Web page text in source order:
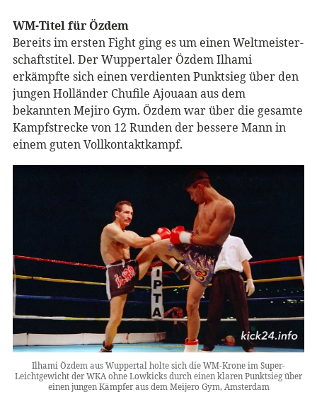
WM-Titel für Özdem
Bereits im ersten Fight ging es um einen Weltmeister-
schaftstitel. Der Wuppertaler Özdem Ilhami
erkämpfte sich einen verdienten Punktsieg über den
jungen Holländer Chufile Ajouaan aus dem
bekannten Mejiro Gym. Özdem war über die gesamte
Kampfstrecke von 12 Runden der bessere Mann in
einem guten Vollkontaktkampf.
Ilhami Özdem aus Wuppertal holte sich die WM-Krone im Super-
Leichtgewicht der WKA ohne Lowkicks durch einen klaren Punktsieg über
einen jungen Kämpfer aus dem Meijero Gym, Amsterdam